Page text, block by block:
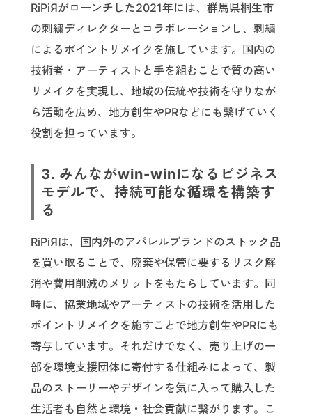
RiPiЯがローンチした2021年には、群馬県桐生市
の刺繍ディレクターとコラボレーションし、刺繍
によるポイントリメイクを施しています。国内の
技術者・アーティストと手を組むことで質の高い
リメイクを実現し、地域の伝統や技術を守りなが
ら活動を広め、地方創生やPRなどにも繋げていく
役割を担っています。
3. みんながwin-winになるビジネス
モデルで、持続可能な循環を構築す
る
RiPiЯは、国内外のアパレルブランドのストック品
を買い取ることで、廃棄や保管に要するリスク解
消や費用削減のメリットをもたらしています。同
時に、協業地域やアーティストの技術を活用した
ポイントリメイクを施すことで地方創生やPRにも
寄与しています。それだけでなく、売り上げの一
部を環境支援団体に寄付する仕組みによって、製
品のストーリーやデザインを気に入って購入した
生活者も自然と環境・社会貢献に繋がります。こ